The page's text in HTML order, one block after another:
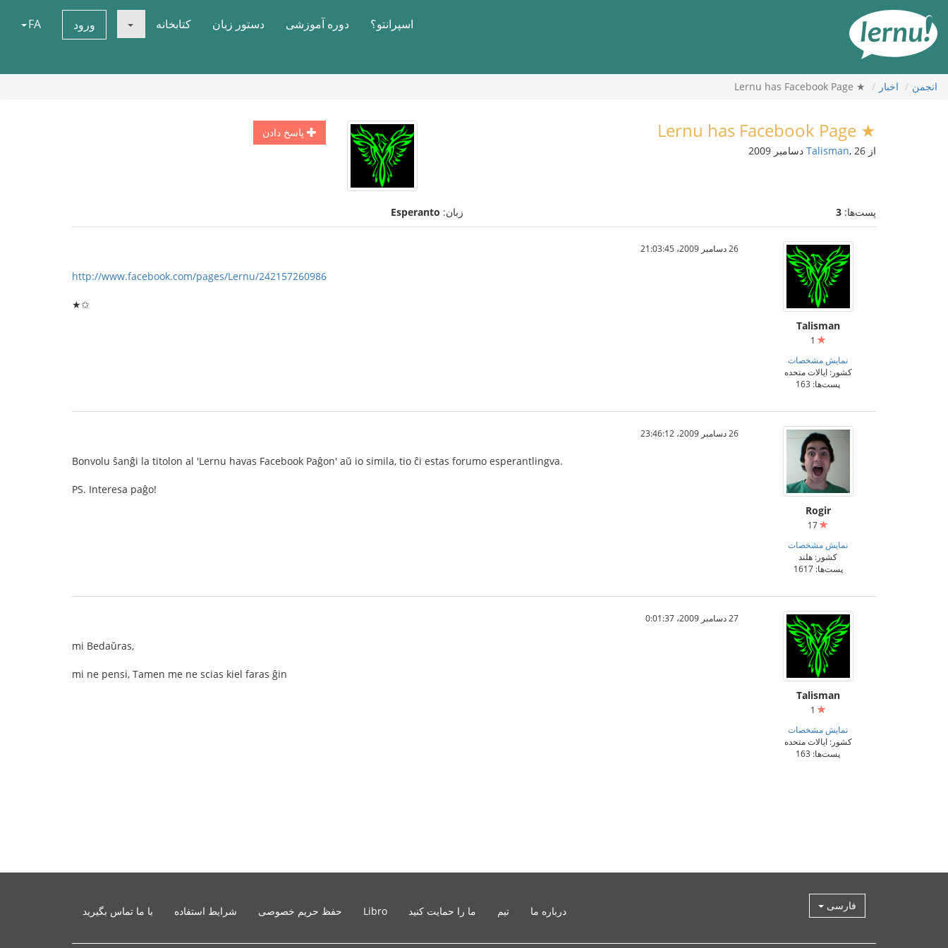
محتوا
اسپرانتو؟ دوره آموزشی دستور زبان کتابخانه ورود FA
انجمن اخبار ★ Lernu has Facebook Page
پاسخ دادن ★ Lernu has Facebook Page
از Talisman, 26 دسامبر 2009
پست‌ها: 3 زبان: Esperanto
Talisman
نمایش مشخصات
کشور: ایالات متحده
پست‌ها: 163
26 دسامبر 2009،‏ 21:03:45
http://www.facebook.com/pages/Lernu/242157260986
★✩
Rogir
نمایش مشخصات
کشور: هلند
پست‌ها: 1617
26 دسامبر 2009،‏ 23:46:12
Bonvolu ŝanĝi la titolon al 'Lernu havas Facebook Paĝon' aŭ io simila, tio ĉi estas forumo esperantlingva.
PS. Interesa paĝo!
Talisman
نمایش مشخصات
کشور: ایالات متحده
پست‌ها: 163
27 دسامبر 2009،‏ 0:01:37
mi Bedaŭras,
mi ne pensi, Tamen me ne scias kiel faras ĝin
فارسی درباره ما تیم ما را حمایت کنید Libro حفظ حریم خصوصی شرایط استفاده با ما تماس بگیرید